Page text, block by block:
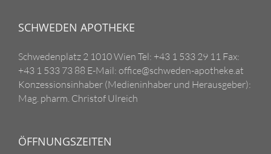
SCHWEDEN APOTHEKE
Schwedenplatz 2 1010 Wien Tel: +43 1 533 29 11 Fax:
+43 1 533 73 88 E-Mail: office@schweden-apotheke.at
Konzessionsinhaber (Medieninhaber und Herausgeber):
Mag. pharm. Christof Ulreich
ÖFFNUNGSZEITEN